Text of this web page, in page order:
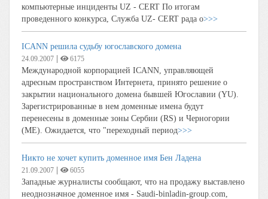
компьютерные инциденты UZ - CERT По итогам
проведенного конкурса, Служба UZ- CERT рада о>>>
ICANN решила судьбу югославского домена
24.09.2007 6175
Международной корпорацией ICANN, управляющей
адресным пространством Интернета, принято решение о
закрытии национального домена бывшей Югославии (YU).
Зарегистрированные в нем доменные имена будут
перенесены в доменные зоны Сербии (RS) и Черногории
(ME). Ожидается, что "переходный период>>>
Никто не хочет купить доменное имя Бен Ладена
21.09.2007 6055
Западные журналисты сообщают, что на продажу выставлено
неоднозначное доменное имя - Saudi-binladin-group.com,